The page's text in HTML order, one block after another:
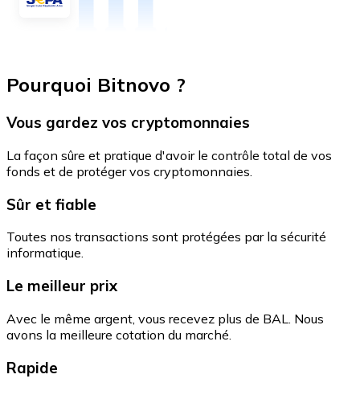
Pourquoi Bitnovo ?
Vous gardez vos cryptomonnaies
La façon sûre et pratique d'avoir le contrôle total de vos
fonds et de protéger vos cryptomonnaies.
Sûr et fiable
Toutes nos transactions sont protégées par la sécurité
informatique.
Le meilleur prix
Avec le même argent, vous recevez plus de BAL. Nous
avons la meilleure cotation du marché.
Rapide